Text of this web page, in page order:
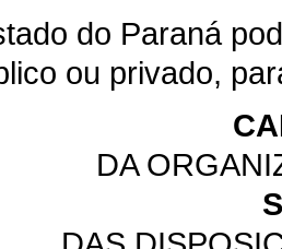
do Paraná
ou privado,
DA